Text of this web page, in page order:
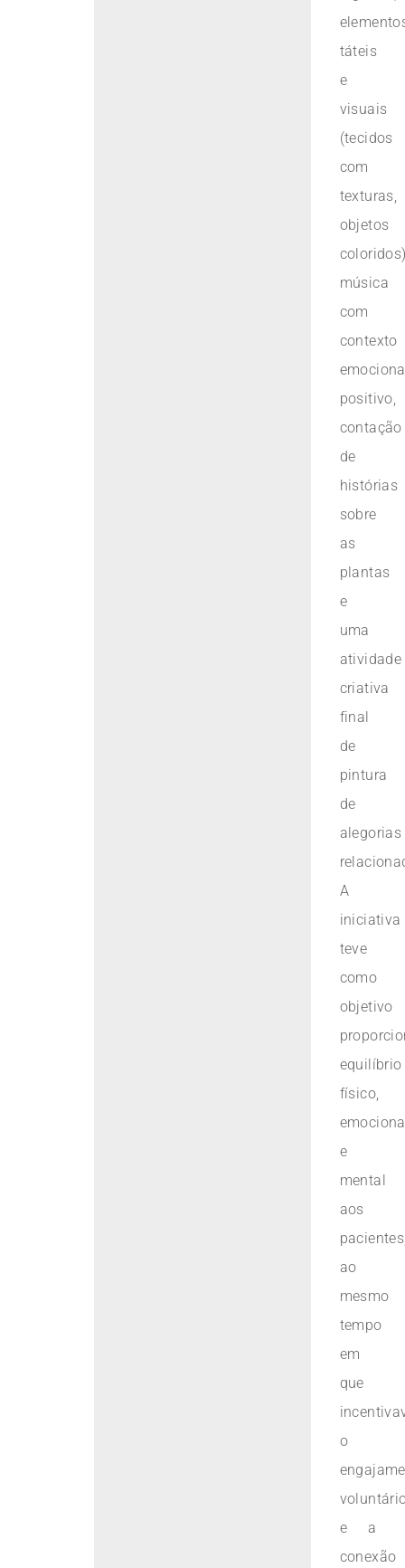
táteis
e
visuais
(tecidos
com
texturas,
objetos
música
com
contexto
positivo,
contação
de
histórias
sobre
as
plantas
e
uma
atividade
criativa
final
de
pintura
de
alegorias
A
iniciativa
teve
como
objetivo
equilíbrio
físico,
e
mental
aos
ao
mesmo
tempo
em
que
o
e a
conexão